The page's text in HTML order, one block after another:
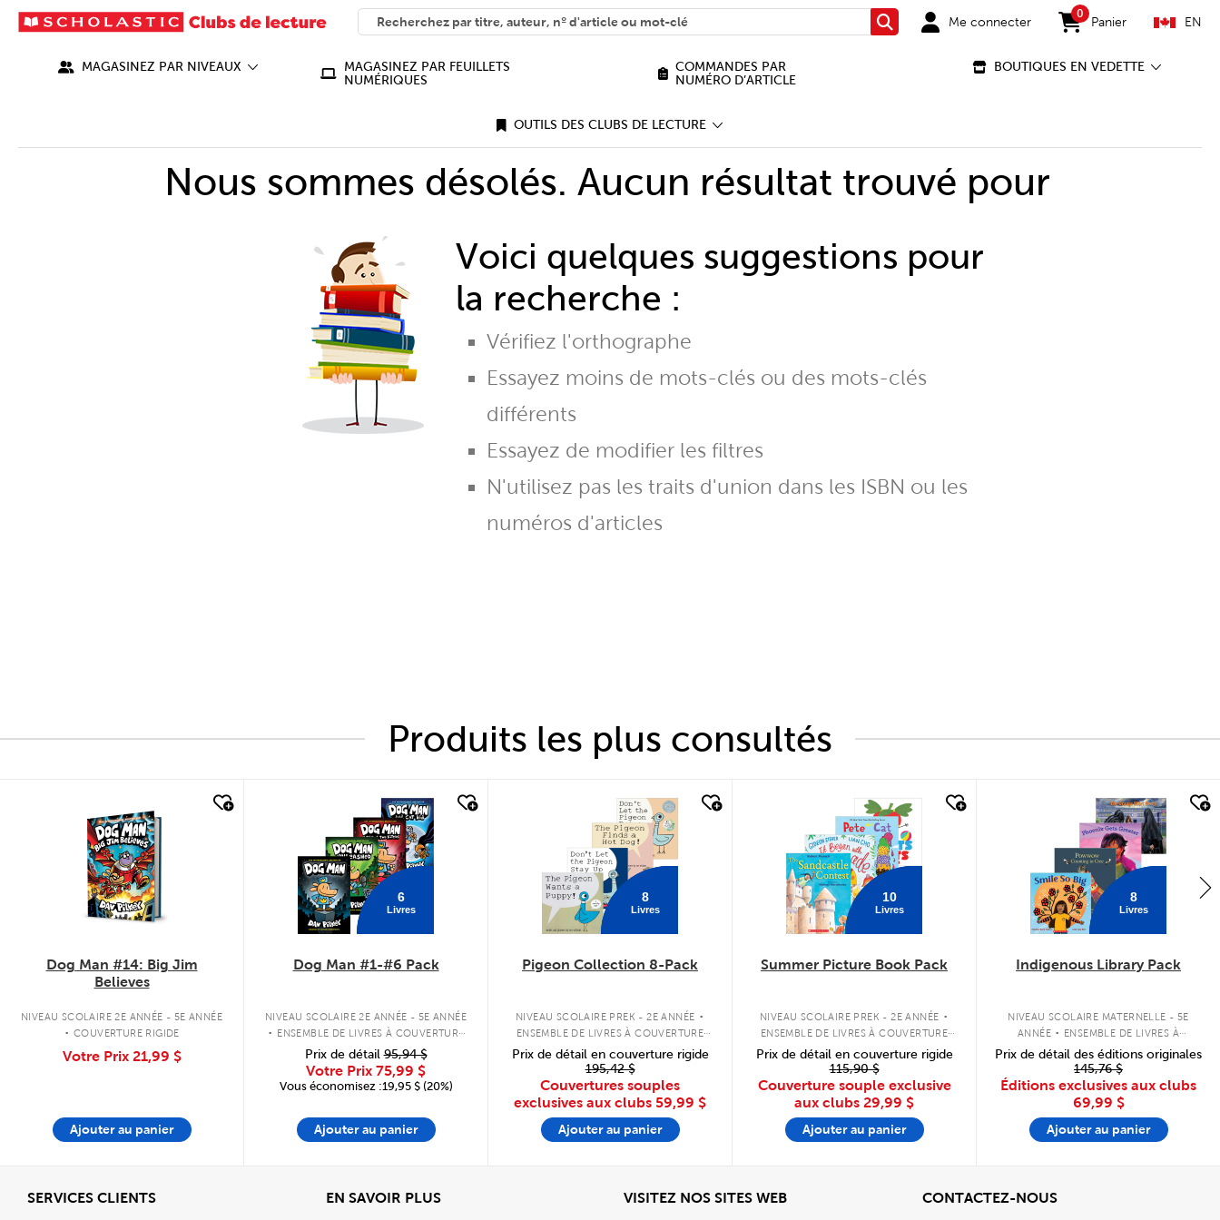
SEARCH
What can we help you find?
RechercherMe connecter
0
items in cart
Panier EN
MAGASINEZ PAR NIVEAUX
MAGASINEZ PAR FEUILLETS
NUMÉRIQUES
COMMANDES PAR
NUMÉRO D’ARTICLE
BOUTIQUES EN VEDETTE
OUTILS DES CLUBS DE LECTURE
Nous sommes désolés. Aucun résultat trouvé pour
Voici quelques suggestions pour
la recherche :
Vérifiez l'orthographe
Essayez moins de mots-clés ou des mots-clés
différents
Essayez de modifier les filtres
N'utilisez pas les traits d'union dans les ISBN ou les
numéros d'articles
Produits les plus consultés
Dog Man #14: Big Jim
Believes
NIVEAU SCOLAIRE 2E ANNÉE - 5E ANNÉE
. COUVERTURE RIGIDE
Votre Prix 21,99 $
Ajouter au panier
6
Livres
Dog Man #1-#6 Pack
NIVEAU SCOLAIRE 2E ANNÉE - 5E ANNÉE
. ENSEMBLE DE LIVRES À COUVERTURE
RIGIDE
Prix de détail95,94 $
Votre Prix 75,99 $
Vous économisez :19,95 $ (20%)
Ajouter au panier
8
Livres
Pigeon Collection 8-Pack
NIVEAU SCOLAIRE PREK - 2E ANNÉE .
ENSEMBLE DE LIVRES À COUVERTURE
Prix de détail en couverture rigide
195,42 $
Couvertures souples
exclusives aux clubs 59,99 $
Ajouter au panier
10
Livres
Summer Picture Book Pack
NIVEAU SCOLAIRE PREK - 2E ANNÉE .
ENSEMBLE DE LIVRES À COUVERTURE
Prix de détail en couverture rigide
115,90 $
Couverture souple exclusive
aux clubs 29,99 $
Ajouter au panier
8
Livres
Indigenous Library Pack
NIVEAU SCOLAIRE MATERNELLE - 5E
ANNÉE . ENSEMBLE DE LIVRES À
COUVERTURE SOUPLE
Prix de détail des éditions originales
145,76 $
Éditions exclusives aux clubs
69,99 $
Ajouter au panier
SERVICES CLIENTSAfficher EN SAVOIR PLUSView VISITEZ NOS SITES WEBAfficher CONTACTEZ-NOUSView